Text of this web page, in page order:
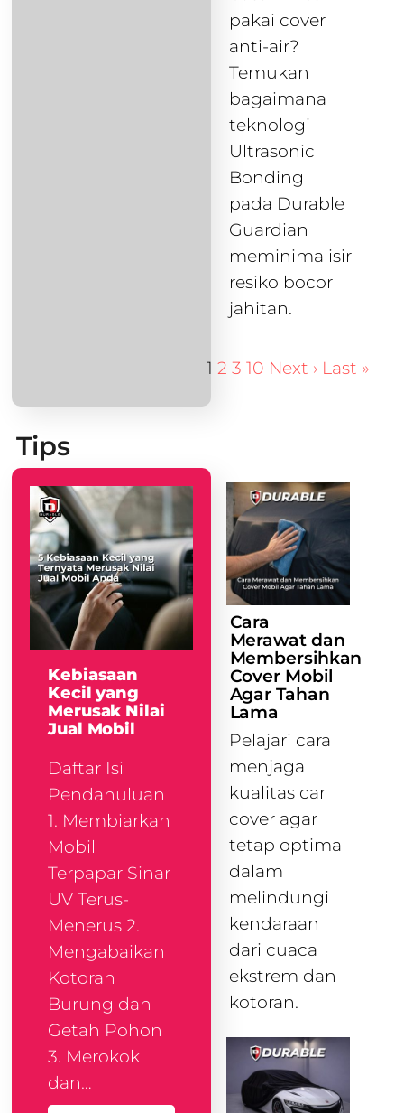
pakai cover
anti-air?
Temukan
bagaimana
teknologi
Ultrasonic
Bonding
pada Durable
Guardian
meminimalisir
resiko bocor
jahitan.
1 2 3 10 Next › Last »
Tips
Kebiasaan
Kecil yang
Merusak Nilai
Jual Mobil
Daftar Isi
Pendahuluan
1. Membiarkan
Mobil
Terpapar Sinar
UV Terus-
Menerus 2.
Mengabaikan
Kotoran
Burung dan
Getah Pohon
3. Merokok
dan…
Cara
Merawat dan
Membersihkan
Cover Mobil
Agar Tahan
Lama
Pelajari cara
menjaga
kualitas car
cover agar
tetap optimal
dalam
melindungi
kendaraan
dari cuaca
ekstrem dan
kotoran.